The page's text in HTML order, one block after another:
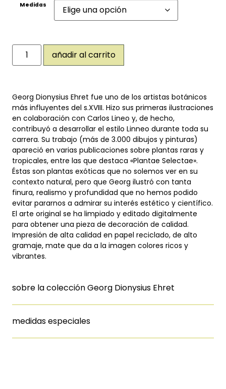
Medidas
añadir al carrito
Georg Dionysius Ehret fue uno de los artistas botánicos
más influyentes del s.XVIII. Hizo sus primeras ilustraciones
en colaboración con Carlos Lineo y, de hecho,
contribuyó a desarrollar el estilo Linneo durante toda su
carrera. Su trabajo (más de 3.000 dibujos y pinturas)
apareció en varias publicaciones sobre plantas raras y
tropicales, entre las que destaca «Plantae Selectae».
Éstas son plantas exóticas que no solemos ver en su
contexto natural, pero que Georg ilustró con tanta
finura, realismo y profundidad que no hemos podido
evitar pararnos a admirar su interés estético y científico.
El arte original se ha limpiado y editado digitalmente
para obtener una pieza de decoración de calidad.
Impresión de alta calidad en papel reciclado, de alto
gramaje, mate que da a la imagen colores ricos y
vibrantes.
sobre la colección Georg Dionysius Ehret
medidas especiales